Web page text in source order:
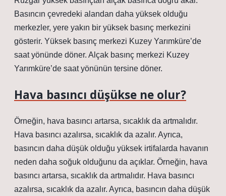
Basıncın çevredeki alandan daha yüksek olduğu
merkezler, yere yakın bir yüksek basınç merkezini
gösterir. Yüksek basınç merkezi Kuzey Yarımküre’de
saat yönünde döner. Alçak basınç merkezi Kuzey
Yarımküre’de saat yönünün tersine döner.
Hava basıncı düşükse ne olur?
Örneğin, hava basıncı artarsa, sıcaklık da artmalıdır.
Hava basıncı azalırsa, sıcaklık da azalır. Ayrıca,
basıncın daha düşük olduğu yüksek irtifalarda havanın
neden daha soğuk olduğunu da açıklar. Örneğin, hava
basıncı artarsa, sıcaklık da artmalıdır. Hava basıncı
azalırsa, sıcaklık da azalır. Ayrıca, basıncın daha düşük